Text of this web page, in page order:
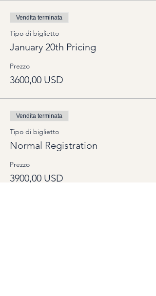
Vendita terminata
Tipo di biglietto
January 20th Pricing
Prezzo
3600,00 USD
Vendita terminata
Tipo di biglietto
Normal Registration
Prezzo
3900,00 USD